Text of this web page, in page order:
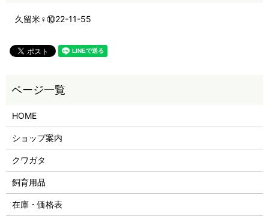
久留米♀⑩22-11-55
HOME
ショップ案内
クワガタ
飼育用品
在庫・価格表